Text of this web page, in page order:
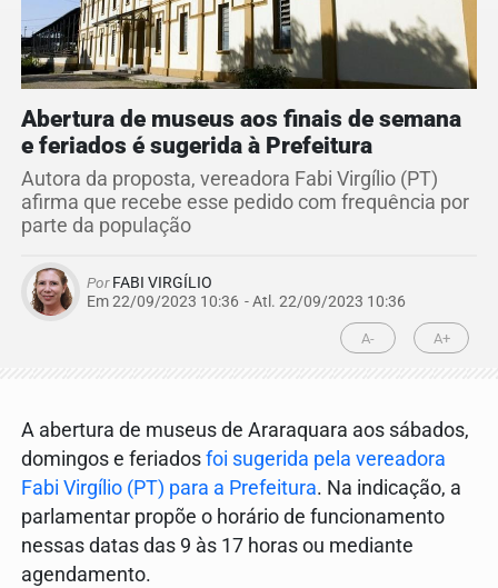
Abertura de museus aos finais de semana
e feriados é sugerida à Prefeitura
Autora da proposta, vereadora Fabi Virgílio (PT)
afirma que recebe esse pedido com frequência por
parte da população
PorFABI VIRGÍLIO
Em 22/09/2023 10:36 - Atl. 22/09/2023 10:36
A- A+
A abertura de museus de Araraquara aos sábados,
domingos e feriados foi sugerida pela vereadora
Fabi Virgílio (PT) para a Prefeitura. Na indicação, a
parlamentar propõe o horário de funcionamento
nessas datas das 9 às 17 horas ou mediante
agendamento.